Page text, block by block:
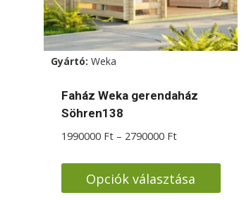
Gyártó: Weka
Faház Weka gerendaház
Söhren138
1990000 Ft – 2790000 FtÁrtartomány:
-
2790000 Ft
Opciók választása